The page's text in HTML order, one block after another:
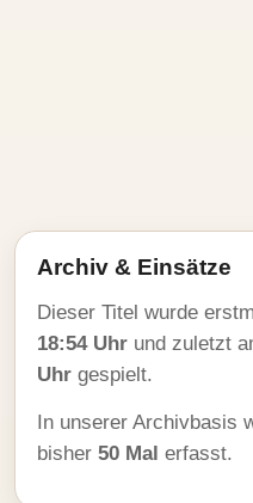
Archiv & Einsätze
Dieser Titel wurde
18:54 Uhr und zuletzt
Uhr gespielt.
In unserer Archivbasis
bisher 50 Mal erfasst.